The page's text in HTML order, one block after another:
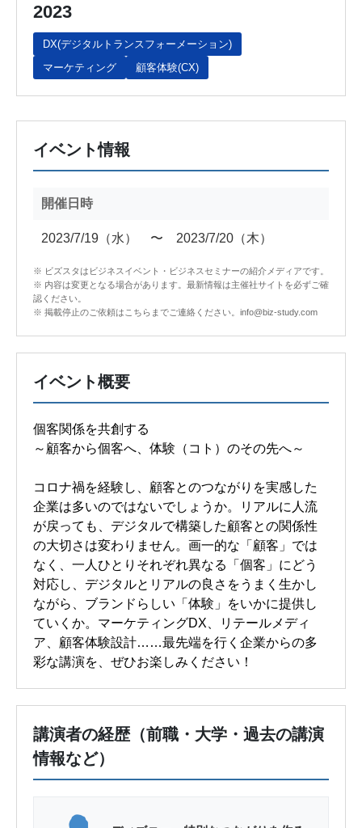
2023
DX(デジタルトランスフォーメーション)
マーケティング
顧客体験(CX)
イベント情報
開催日時
2023/7/19（水） 〜 2023/7/20（木）
※ ビズスタはビジネスイベント・ビジネスセミナーの紹介メディアです。
※ 内容は変更となる場合があります。最新情報は主催社サイトを必ずご確
認ください。
※ 掲載停止のご依頼はこちらまでご連絡ください。info@biz-study.com
イベント概要
個客関係を共創する
～顧客から個客へ、体験（コト）のその先へ～
コロナ禍を経験し、顧客とのつながりを実感した
企業は多いのではないでしょうか。リアルに人流
が戻っても、デジタルで構築した顧客との関係性
の大切さは変わりません。画一的な「顧客」では
なく、一人ひとりそれぞれ異なる「個客」にどう
対応し、デジタルとリアルの良さをうまく生かし
ながら、ブランドらしい「体験」をいかに提供し
ていくか。マーケティングDX、リテールメディ
ア、顧客体験設計……最先端を行く企業からの多
彩な講演を、ぜひお楽しみください！
講演者の経歴（前職・大学・過去の講演
情報など）